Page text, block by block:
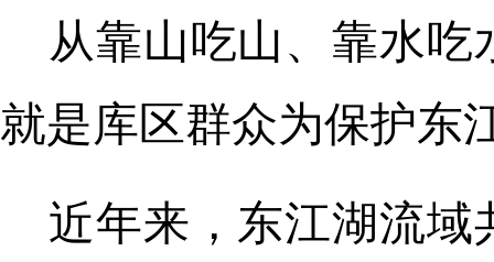
从靠山吃山、靠水
就是库区群众为保护东
近年来，东江湖流域